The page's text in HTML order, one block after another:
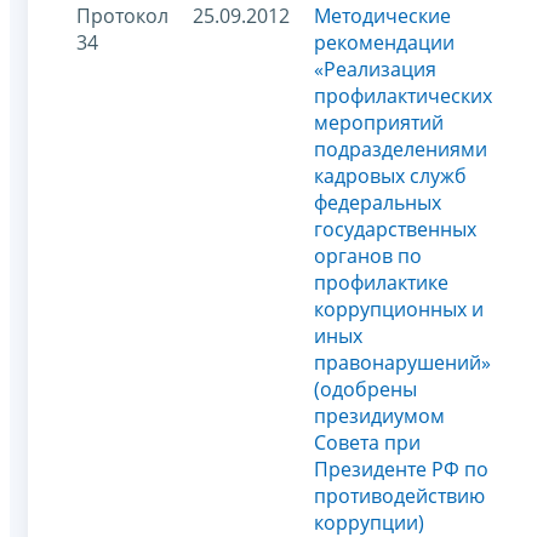
Протокол
34
25.09.2012
Методические
рекомендации
«Реализация
профилактических
мероприятий
подразделениями
кадровых служб
федеральных
государственных
органов по
профилактике
коррупционных и
иных
правонарушений»
(одобрены
президиумом
Совета при
Президенте РФ по
противодействию
коррупции)